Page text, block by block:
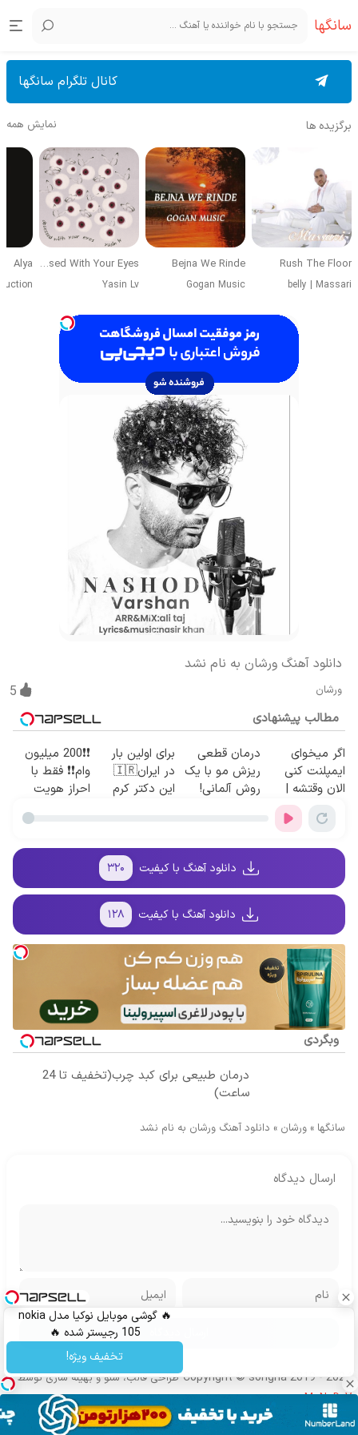
سانگها
کانال تلگرام سانگها
برگزیده ها نمایش همه
Rush The Floor
belly | Massari
Bejna We Rinde
Gogan Music
Obsessed With Your Eyes
Yasin Lv
Alya
دانلود آهنگ ورشان به نام نشد
ورشان 5
مطالب پیشنهادی
اگر میخوای
ایمپلنت کنی
الان وقتشه |
فقط با ۲۵
میلیون تومان!!!
درمان قطعی
ریزش مو با یک
روش آلمانی!
برای اولین بار
در ایران🇮🇷
این دکتر کرم
❗❗200 میلیون
وام❗❗ فقط با
احراز هویت
دانلود آهنگ با کیفیت ۳۲۰
دانلود آهنگ با کیفیت ۱۲۸
وبگردی
درمان طبیعی برای کبد چرب(تخفیف تا 24
ساعت)
سانگها » ورشان » دانلود آهنگ ورشان به نام نشد
ارسال دیدگاه
🔥 گوشی موبایل نوکیا مدل nokia
105 رجیستر شده 🔥
تخفیف ویژه!
Copyright © songha 2019 - 2024 طراحی قالب، سئو و بهینه سازی توسط
MoNoDeV